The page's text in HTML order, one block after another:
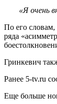
«Я очень
По его словам,
ряда
Гринкевич
Ранее 5-tv.ru
Еще больше